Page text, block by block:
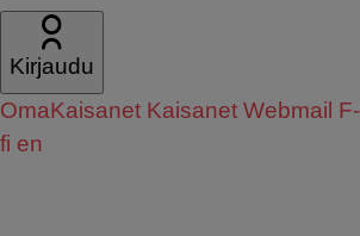
Kirjaudu
OmaKaisanet Kaisanet Webmail
fi en